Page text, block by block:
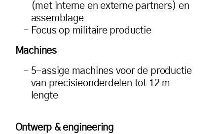
(met interne en externe partners) en
assemblage
Focus op militaire productie
Machines
5-assige machines voor de productie
van precisieonderdelen tot 12 m
lengte
Ontwerp & engineering